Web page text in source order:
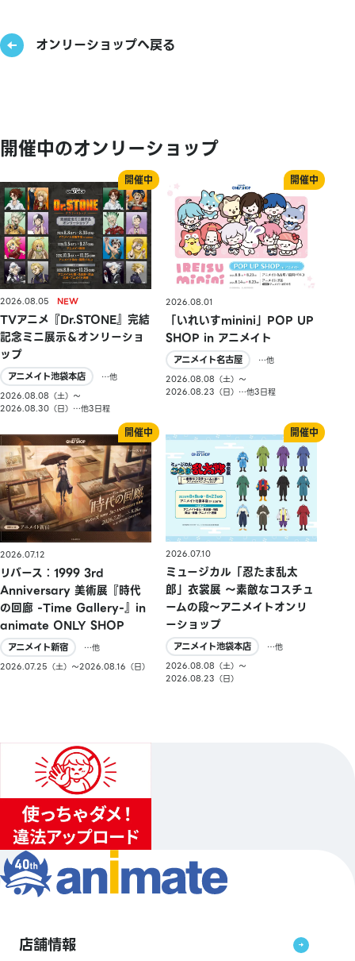
オンリーショップへ戻る
開催中のオンリーショップ
2026.08.05
TVアニメ『Dr.STONE』完結
記念ミニ展示＆オンリーショ
ップ
アニメイト池袋本店
…他
2026.08.08（土）〜
2026.08.30（日）…他3日程
2026.08.01
「いれいすminini」POP UP
SHOP in アニメイト
アニメイト名古屋
…他
2026.08.08（土）〜
2026.08.23（日）…他3日程
2026.07.12
リバース：1999 3rd
Anniversary 美術展『時代
の回廊 -Time Gallery-』in
animate ONLY SHOP
アニメイト新宿
…他
2026.07.25（土）〜2026.08.16（日）
2026.07.10
ミュージカル「忍たま乱太
郎」衣裳展 ～素敵なコスチュ
ームの段～アニメイトオンリ
ーショップ
アニメイト池袋本店
…他
2026.08.08（土）〜
2026.08.23（日）
店舗情報